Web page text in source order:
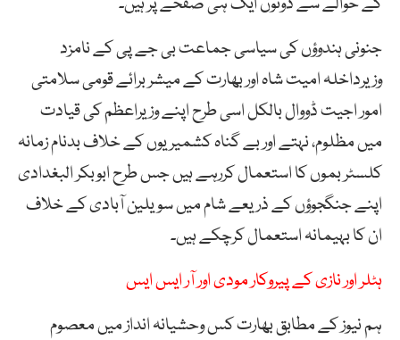
جنونی ہندوؤں کی سیاسی جماعت بی جے پی کے نامزد
وزیرداخلہ امیت شاہ اور بھارت کے میشر برائے قومی سلامتی
امور اجیت ڈووال بالکل اسی طرح اپنے وزیراعظم کی قیادت
میں مظلوم، نہتے اور بے گناہ کشمیریوں کے خلاف بدنام زمانہ
کلسٹر بموں کا استعمال کررہے ہیں جس طرح ابوبکر البغدادی
اپنے جنگجوؤں کے ذریعے شام میں سویلین آبادی کے خلاف
ان کا بہیمانہ استعمال کرچکے ہیں۔
ہٹلر اور نازی کے پیروکار مودی اور آر ایس ایس
ہم نیوز کے مطابق بھارت کس وحشیانہ انداز میں معصوم